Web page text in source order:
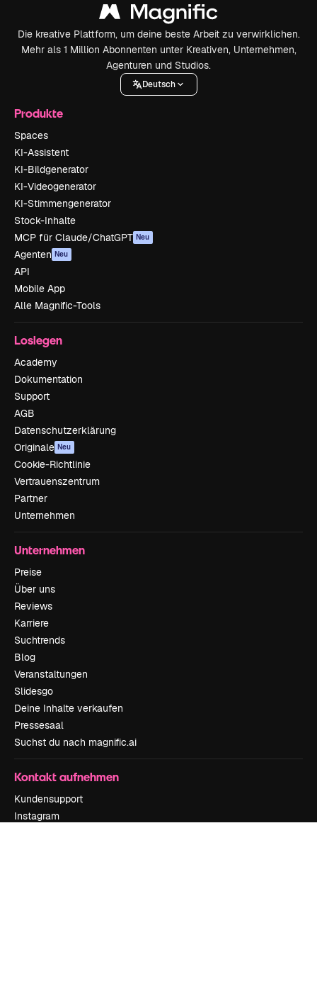
Die kreative Plattform, um deine beste Arbeit zu verwirklichen.
Mehr als 1 Million Abonnenten unter Kreativen, Unternehmen,
Agenturen und Studios.
Deutsch
Produkte
Spaces
KI-Assistent
KI-Bildgenerator
KI-Videogenerator
KI-Stimmengenerator
Stock-Inhalte
MCP für Claude/ChatGPT Neu
Agenten Neu
API
Mobile App
Alle Magnific-Tools
Loslegen
Academy
Dokumentation
Support
AGB
Datenschutzerklärung
Originale Neu
Cookie-Richtlinie
Vertrauenszentrum
Partner
Unternehmen
Unternehmen
Preise
Über uns
Reviews
Karriere
Suchtrends
Blog
Veranstaltungen
Slidesgo
Deine Inhalte verkaufen
Pressesaal
Suchst du nach magnific.ai
Kontakt aufnehmen
Kundensupport
Instagram